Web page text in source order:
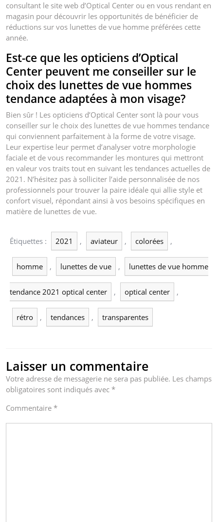
consultant le site web d’Optical Center ou en vous rendant en
magasin pour découvrir les opportunités de bénéficier de
réductions sur vos lunettes de vue homme préférées cette
année.
Est-ce que les opticiens d’Optical
Center peuvent me conseiller sur le
choix des lunettes de vue hommes
tendance adaptées à mon visage?
Bien sûr ! Les opticiens d’Optical Center sont là pour vous
conseiller sur le choix des lunettes de vue hommes tendance
qui conviennent parfaitement à la forme de votre visage.
Leur expertise leur permet d’analyser votre morphologie
faciale et de vous recommander les montures qui mettront
en valeur vos traits tout en suivant les tendances actuelles de
2021. N’hésitez pas à solliciter l’aide personnalisée de nos
professionnels pour trouver la paire idéale qui allie style et
confort visuel, répondant ainsi à vos besoins spécifiques en
matière de lunettes de vue.
Étiquettes : 2021 , aviateur , colorées ,
homme , lunettes de vue , lunettes de vue homme
tendance 2021 optical center , optical center ,
rétro , tendances , transparentes
Laisser un commentaire
Votre adresse de messagerie ne sera pas publiée. Les champs
obligatoires sont indiqués avec *
Commentaire *